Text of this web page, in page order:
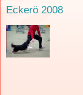
Eckerö 2008